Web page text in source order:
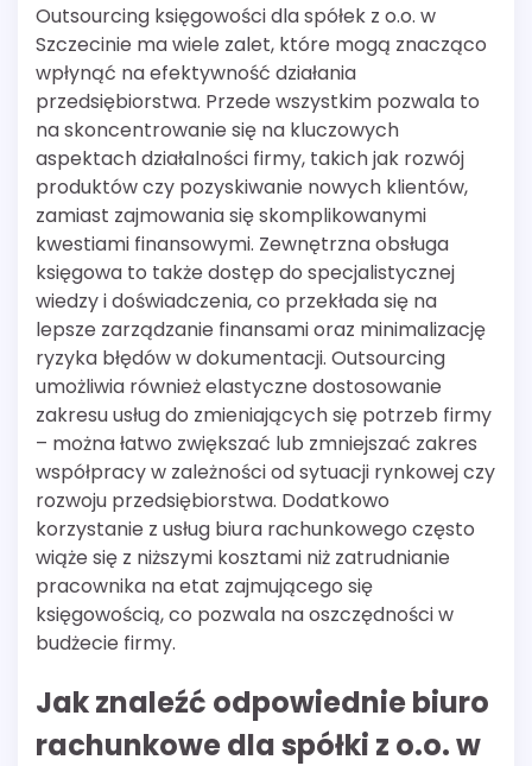
Outsourcing księgowości dla spółek z o.o. w
Szczecinie ma wiele zalet, które mogą znacząco
wpłynąć na efektywność działania
przedsiębiorstwa. Przede wszystkim pozwala to
na skoncentrowanie się na kluczowych
aspektach działalności firmy, takich jak rozwój
produktów czy pozyskiwanie nowych klientów,
zamiast zajmowania się skomplikowanymi
kwestiami finansowymi. Zewnętrzna obsługa
księgowa to także dostęp do specjalistycznej
wiedzy i doświadczenia, co przekłada się na
lepsze zarządzanie finansami oraz minimalizację
ryzyka błędów w dokumentacji. Outsourcing
umożliwia również elastyczne dostosowanie
zakresu usług do zmieniających się potrzeb firmy
– można łatwo zwiększać lub zmniejszać zakres
współpracy w zależności od sytuacji rynkowej czy
rozwoju przedsiębiorstwa. Dodatkowo
korzystanie z usług biura rachunkowego często
wiąże się z niższymi kosztami niż zatrudnianie
pracownika na etat zajmującego się
księgowością, co pozwala na oszczędności w
budżecie firmy.
Jak znaleźć odpowiednie biuro
rachunkowe dla spółki z o.o. w